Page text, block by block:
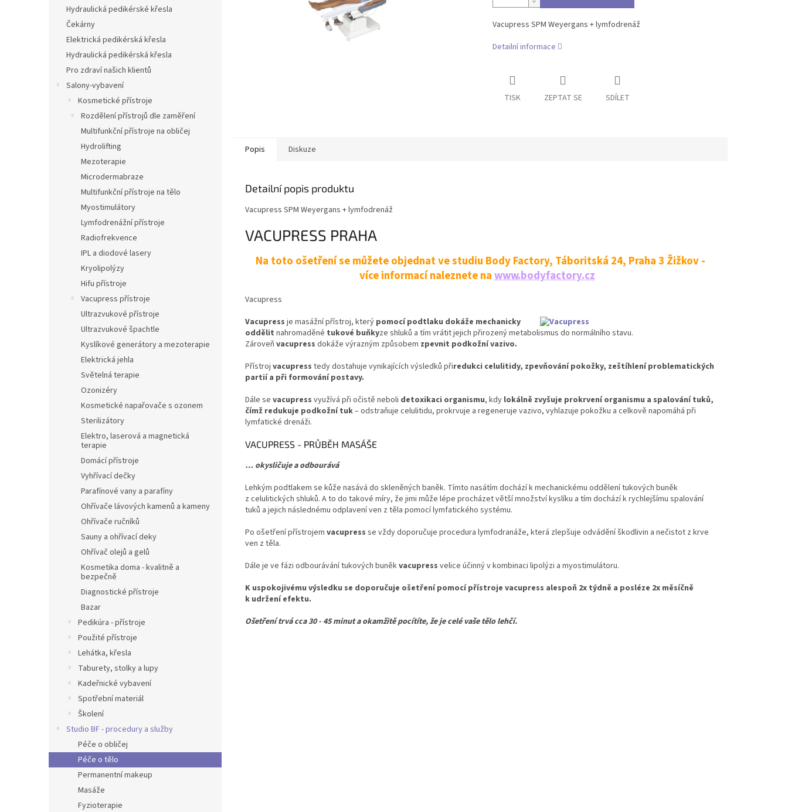
Hydraulická pedikérské křesla
Čekárny
Elektrická pedikérská křesla
Hydraulická pedikérská křesla
Pro zdraví našich klientů
Salony-vybavení
Kosmetické přístroje
Rozdělení přístrojů dle zaměření
Multifunkční přístroje na obličej
Hydrolifting
Mezoterapie
Microdermabraze
Multifunkční přístroje na tělo
Myostimulátory
Lymfodrenážní přístroje
Radiofrekvence
IPL a diodové lasery
Kryolipolýzy
Hifu přístroje
Vacupress přístroje
Ultrazvukové přístroje
Ultrazvukové špachtle
Kyslíkové generátory a mezoterapie
Elektrická jehla
Světelná terapie
Ozonizéry
Kosmetické napařovače s ozonem
Sterilizátory
Elektro, laserová a magnetická
terapie
Domácí přístroje
Vyhřívací dečky
Parafínové vany a parafíny
Ohřívače lávových kamenů a kameny
Ohřívače ručníků
Sauny a ohřívací deky
Ohřívač olejů a gelů
Kosmetika doma - kvalitně a
bezpečně
Diagnostické přístroje
Bazar
Pedikúra - přístroje
Použité přístroje
Lehátka, křesla
Taburety, stolky a lupy
Kadeřnické vybavení
Spotřební materiál
Školení
Studio BF - procedury a služby
Péče o obličej
Péče o tělo
Permanentní makeup
Masáže
Fyzioterapie
Vacupress SPM Weyergans + lymfodrenáž
Detailní informace
TISK ZEPTAT SE SDÍLET
Popis Diskuze
Detailní popis produktu
Vacupress SPM Weyergans + lymfodrenáž
VACUPRESS PRAHA
Na toto ošetření se můžete objednat ve studiu Body Factory, Táboritská 24, Praha 3 Žižkov -
více informací naleznete nawww.bodyfactory.cz
Vacupress
Vacupress je masážní přístroj, který pomocí podtlaku dokáže mechanicky
oddělit nahromaděné tukové buňkyze shluků a tím vrátit jejich přirozený metabolismus do normálního stavu.
Zároveň vacupress dokáže výrazným způsobem zpevnit podkožní vazivo.
Přístroj vacupress tedy dostahuje vynikajících výsledků přiredukci celulitidy, zpevňování pokožky, zeštíhlení problematických
partií a při formování postavy.
Dále se vacupress využívá při očistě neboli detoxikaci organismu, kdy lokálně zvyšuje prokrvení organismu a spalování tuků,
čímž redukuje podkožní tuk– odstraňuje celulitidu, prokrvuje a regeneruje vazivo, vyhlazuje pokožku a celkově napomáhá při
lymfatické drenáži.
VACUPRESS - PRŮBĚH MASÁŠE
… okysličuje a odbourává
Lehkým podtlakem se kůže nasává do skleněných baněk. Tímto nasátím dochází k mechanickému oddělení tukových buněk
z celulitických shluků. A to do takové míry, že jimi může lépe procházet větší množství kyslíku a tím dochází k rychlejšímu spalování
tuků a jejich následnému odplavení ven z těla pomocí lymfatického systému.
Po ošetření přístrojem vacupress se vždy doporučuje procedura lymfodranáže, která zlepšuje odvádění škodlivin a nečistot z krve
ven z těla.
Dále je ve fázi odbourávání tukových buněkvacupress velice účinný v kombinaci lipolýzi a myostimulátoru.
K uspokojivému výsledku se doporučuje ošetření pomocí přístroje vacupress alespoň 2x týdně a posléze 2x měsíčně
k udržení efektu.
Ošetření trvá cca 30 - 45 minut a okamžitě pocítíte, že je celé vaše tělo lehčí.